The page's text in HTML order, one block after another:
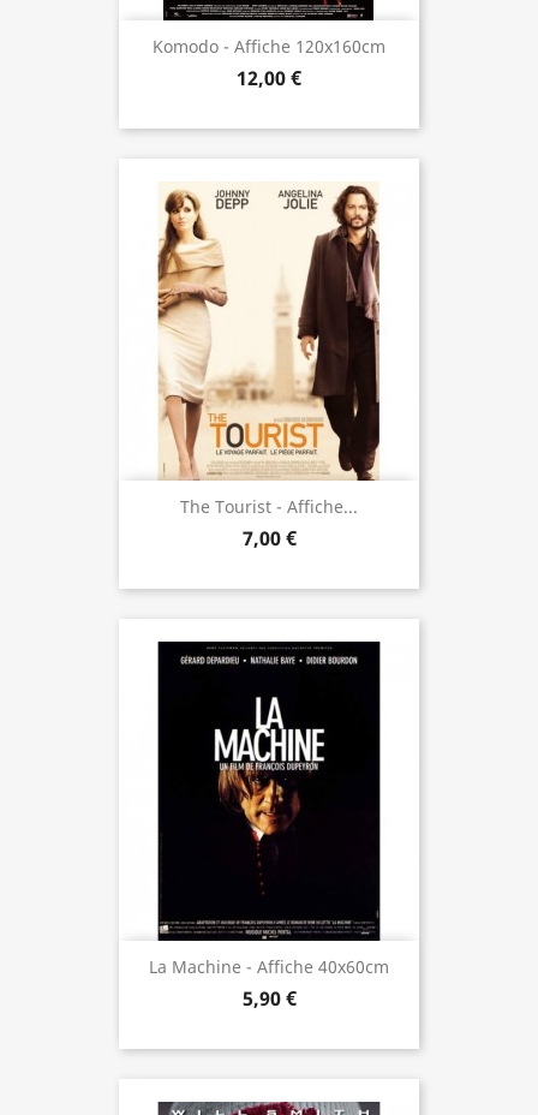
Komodo - Affiche 120x160cm
12,00 €
The Tourist - Affiche...
7,00 €
La Machine - Affiche 40x60cm
5,90 €